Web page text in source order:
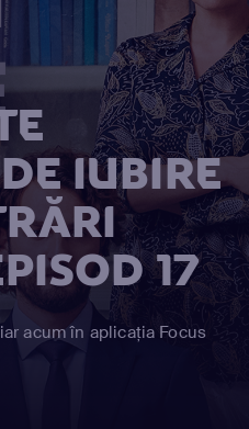
IUBIRE
17
acum în aplicația Focus